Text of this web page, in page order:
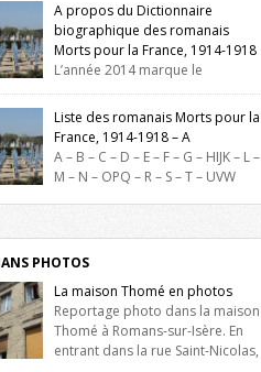
A propos du Dictionnaire
biographique des romanais
Morts pour la France, 1914-1918
L’année 2014 marque le
du début de la Première Guerre
et ce dictionnaire biographique veut
hommage aux romanais Morts pour la
durant ce conflit. La base de cette
historique est constituée des noms
sur les plaques commémoratives de
de Ville, du lycée du Dauphiné et du
Liste des romanais Morts pour la
France, 1914-1918 – A
A – B – C – D – E – F – G – HIJK – L –
M – N – OPQ – R – S – T – UVW
lettre. Liste des romanais […]
PHOTOS
La maison Thomé en photos
Reportage photo dans la maison
Thomé à Romans-sur-Isère. En
entrant dans la rue Saint-Nicolas,